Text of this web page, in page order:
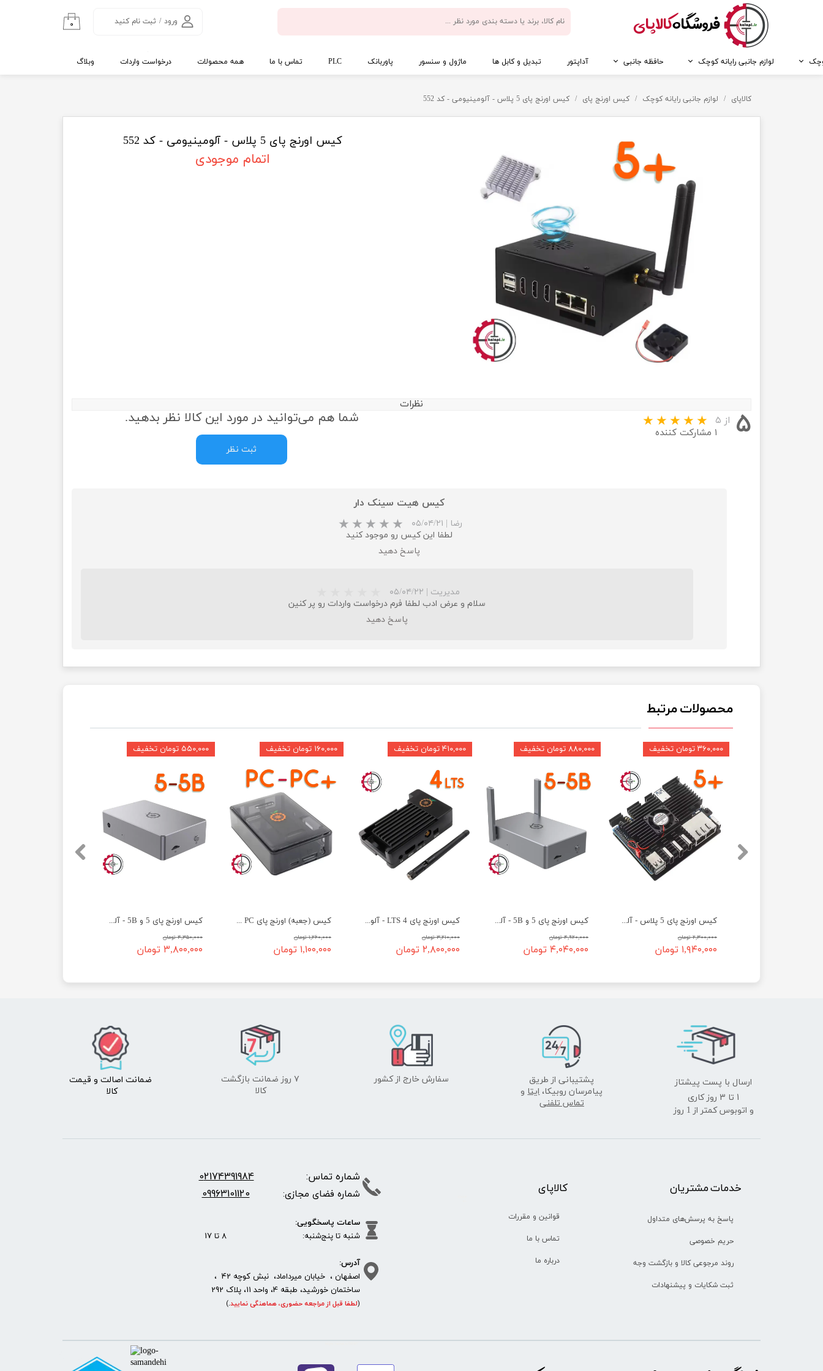
​فروشگاهکالاپای ورود / ثبت نام کنید
تغییر گذر واژه
کاربری
۰
لوازم جانبی رایانه کوچک حافظه جانبی آداپتور تبدیل و کابل ها ماژول و سنسور پاوربانک PLC تماس با ما همه محصولات درخواست واردات وبلاگ
کالاپای لوازم جانبی رایانه کوچک کیس اورنج پای کیس اورنج پای 5 پلاس - آلومینیومی - کد 552
کیس اورنج پای 5 پلاس - آلومینیومی - کد 552
اتمام موجودی
نظرات
۵ از ۵
۱ مشارکت کننده
شما هم می‌توانید در مورد این کالا نظر بدهید.
ثبت نظر
کیس هیت سینک دار
رضا | ۰۵/۰۴/۲۱
★★★★
لطفا این کیس رو موجود کنید
پاسخ دهید
مدیریت | ۰۵/۰۴/۲۲
★ ★★ ★
سلام و عرض ادب لطفا فرم درخواست واردات رو پر کنین
پاسخ دهید
محصولات مرتبط
کیس اورنج پای 5 و 5B - آلومینیومی
۴,۳۵۰,۰۰۰ تومان
۳,۸۰۰,۰۰۰ تومان
۵۵۰,۰۰۰ تومان تخفیف
کیس (جعبه) اورنج پای PC و PC Plus
۱,۲۶۰,۰۰۰ تومان
۱,۱۰۰,۰۰۰ تومان
۱۶۰,۰۰۰ تومان تخفیف
کیس اورنج پای 4 LTS - آلومینیومی - کد 452
۳,۲۱۰,۰۰۰ تومان
۲,۸۰۰,۰۰۰ تومان
۴۱۰,۰۰۰ تومان تخفیف
کیس اورنج پای 5 و 5B - آلومینیومی به همراه آنتن
۴,۹۲۰,۰۰۰ تومان
۴,۰۴۰,۰۰۰ تومان
۸۸۰,۰۰۰ تومان تخفیف
کیس اورنج پای 5 پلاس - آلومینیومی به همراه فن
۲,۳۰۰,۰۰۰ تومان
۱,۹۴۰,۰۰۰ تومان
۳۶۰,۰۰۰ تومان تخفیف
ارسال با پست پیشتاز
​​​​​​​1 تا 3 روز کاری
و اتوبوس کمتر از 1 روز
پشتیبانی از طریق
پیامرسان روبیکا، ایتا و
تماس تلفنی
سفارش خارج از کشور
۷ روز ضمانت بازگشت
​​​​​​​کالا
ضمانت اصالت و قیمت​​​​​​​
کالا ​​​​​​​
خدمات مشتریان
پاسخ به پرسش‌های متداول
حریم خصوصی
روند مرجوعی کالا و بازگشت وجه
ثبت شکایات و پیشنهادات
​​کالاپای
قوانین و مقررات
تماس با ما
درباره ما
شماره تماس: 02174391984
شماره فضای مجازی: 09963101120
ساعات پاسخگویی:
شنبه تا پنج‌شنبه: 8 تا 17
آدرس:
اصفهان ، خیابان میرداماد، نبش کوچه 42 ،
ساختمان خورشید، طبقه 4، واحد 11، پلاک 292
(لطفا قبل از مراجعه حضوری، هماهنگی نمایید.
)